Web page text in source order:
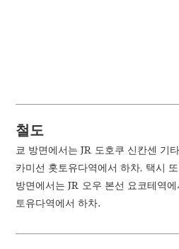
철도
쿄 방면에서는 JR 도호쿠 신칸센 기
카미선 홋토유다역에서 하차, 택시
방면에서는 JR 오우 본선 요코테역
토유다역에서 하차.